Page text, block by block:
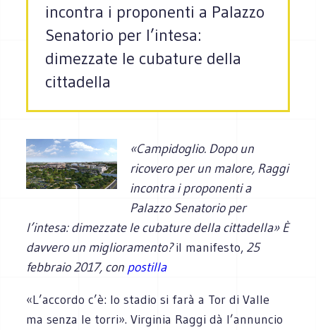
incontra i proponenti a Palazzo
Senatorio per l’intesa:
dimezzate le cubature della
cittadella
«Campidoglio. Dopo un
ricovero per un malore, Raggi
incontra i proponenti a
Palazzo Senatorio per
l’intesa: dimezzate le cubature della cittadella» È
davvero un miglioramento?il manifesto, 25
febbraio 2017, con postilla
«L’accordo c’è: lo stadio si farà a Tor di Valle
ma senza le torri». Virginia Raggi dà l’annuncio